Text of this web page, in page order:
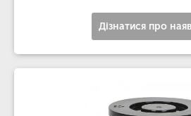
Дізнатися про